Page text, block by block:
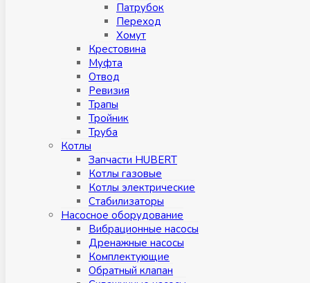
Патрубок
Переход
Хомут
Крестовина
Муфтa
Отвод
Ревизия
Трапы
Тройник
Труба
Котлы
Запчасти HUBERT
Котлы газовые
Котлы электрические
Стабилизаторы
Насосное оборудование
Вибрационные насосы
Дренажные насосы
Комплектующие
Обратный клапан